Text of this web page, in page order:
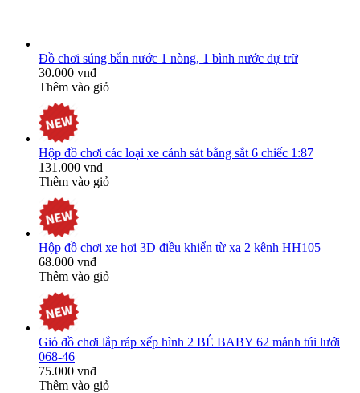
Đồ chơi súng bắn nước 1 nòng, 1 bình nước dự trữ
30.000 vnđ
Thêm vào giỏ
Hộp đồ chơi các loại xe cảnh sát bằng sắt 6 chiếc 1:87
131.000 vnđ
Thêm vào giỏ
Hộp đồ chơi xe hơi 3D điều khiển từ xa 2 kênh HH105
68.000 vnđ
Thêm vào giỏ
Giỏ đồ chơi lắp ráp xếp hình 2 BÉ BABY 62 mảnh túi lưới
068-46
75.000 vnđ
Thêm vào giỏ